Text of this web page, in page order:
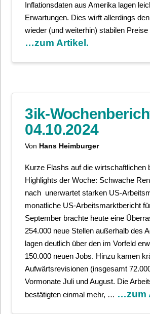
Inflationsdaten aus Amerika lagen
Erwartungen. Dies wirft allerdings
wieder (und weiterhin) stabilen
…zum Artikel.
3ik-
04.10.2024
Von Hans Heimburger
Kurze Flashs auf die wirtschaftlichen
Highlights der Woche: Schwache
nach unerwartet starken US-
monatliche US-Arbeitsmarktbericht
September brachte heute eine
254.000 neue Stellen außerhalb des
lagen deutlich über den im Vorfeld
150.000 neuen Jobs. Hinzu kamen
Aufwärtsrevisionen (insgesamt
Vormonate Juli und August. Die
bestätigten einmal mehr, … …zum